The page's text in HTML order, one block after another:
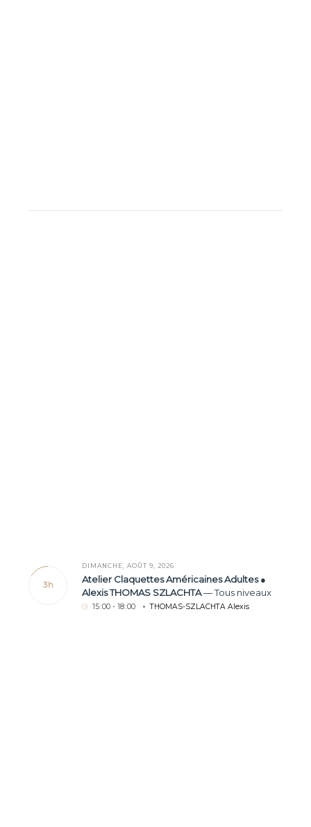
3h
DIMANCHE, AOÛT 9, 2026
Atelier Claquettes Américaines Adultes ●
Alexis THOMAS SZLACHTA—Tous niveaux
15:00 - 18:00 THOMAS-SZLACHTA Alexis